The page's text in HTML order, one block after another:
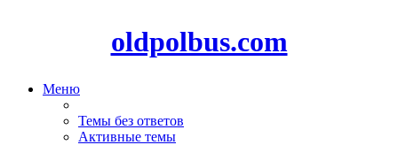
oldpolbus.com
Меню
Темы без ответов
Активные темы